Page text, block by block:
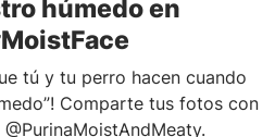
húmedo en
tú y tu perro hacen cuando
Comparte tus fotos con